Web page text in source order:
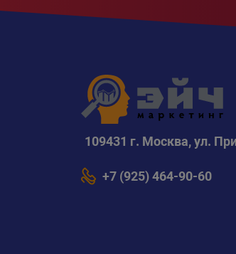
109431 г. Москва, ул.
+7 (925) 464-90-60